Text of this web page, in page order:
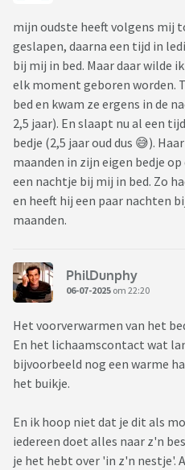
mijn oudste heeft volgens mij
geslapen, daarna een tijd in
bij mij in bed. Maar daar wilde
elk moment geboren worden.
bed en kwam ze ergens in de
2,5 jaar). En slaapt nu al een
bedje (2,5 jaar oud dus 😅).
maanden in zijn eigen bedje
een nachtje bij mij in bed. Zo
en heeft hij een paar nachten
maanden.
PhilDunphy
06-07-2025 om 22:20
Het voorverwarmen van het
En het lichaamscontact wat
bijvoorbeeld nog een warme
het buikje.
En ik hoop niet dat je dit als
iedereen doet alles naar z'n
je het hebt over 'in z'n nestje'.